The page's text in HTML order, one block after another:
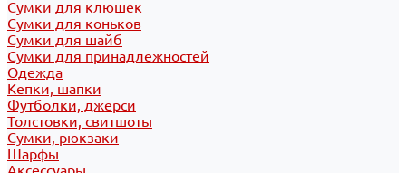
Сумки для клюшек
Сумки для коньков
Сумки для шайб
Сумки для принадлежностей
Одежда
Кепки, шапки
Футболки, джерси
Толстовки, свитшоты
Сумки, рюкзаки
Шарфы